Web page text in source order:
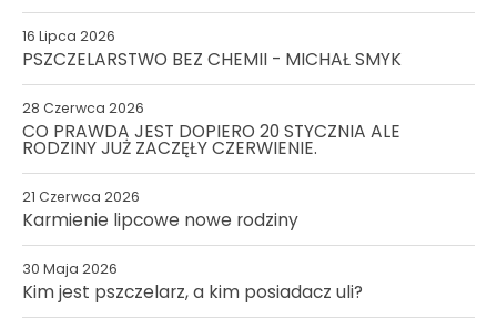
16 Lipca 2026
PSZCZELARSTWO BEZ CHEMII - MICHAŁ SMYK
28 Czerwca 2026
CO PRAWDA JEST DOPIERO 20 STYCZNIA ALE
RODZINY JUŻ ZACZĘŁY CZERWIENIE.
21 Czerwca 2026
Karmienie lipcowe nowe rodziny
30 Maja 2026
Kim jest pszczelarz, a kim posiadacz uli?